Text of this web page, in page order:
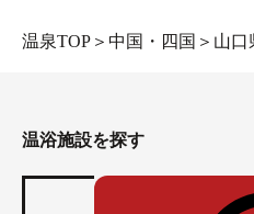
温泉TOP ＞ 中国・四国 ＞ 山口
温浴施設を探す